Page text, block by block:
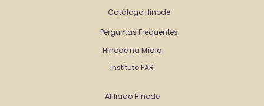
Catálogo Hinode
Perguntas Frequentes
Hinode na Mídia
Instituto FAR
Afiliado Hinode